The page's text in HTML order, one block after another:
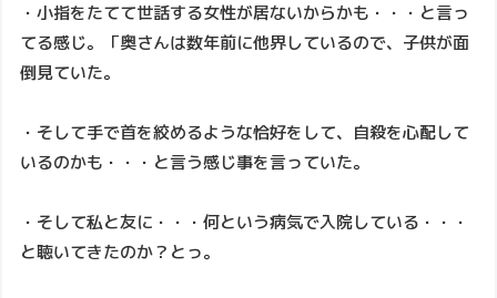
・小指をたてて世話する女性が居ないからかも・・・と言っ
てる感じ。「奥さんは数年前に他界しているので、子供が面
倒見ていた。
・そして手で首を絞めるような恰好をして、自殺を心配して
いるのかも・・・と言う感じ事を言っていた。
・そして私と友に・・・何という病気で入院している・・・
と聴いてきたのか？とっ。